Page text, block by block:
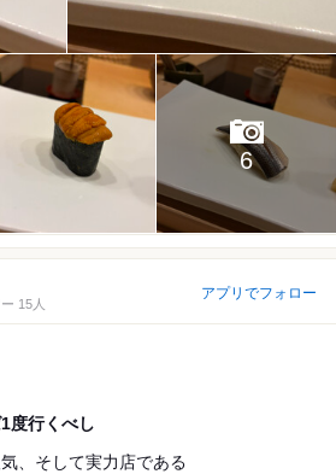
6
15人
アプリでフォロー
度行くべし
、そして実力店である